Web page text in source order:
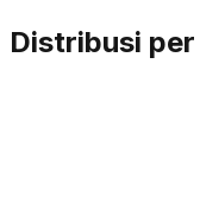
Distribusi